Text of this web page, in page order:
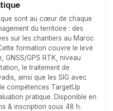
sont au cœur de chaque
du territoire : des
sur les chantiers au Maroc
formation couvre le levé
GNSS/GPS RTK, niveau
le traitement de
ainsi que les SIG avec
compétences TargetUp
pratique. Disponible en
& inscription sous 48 h.